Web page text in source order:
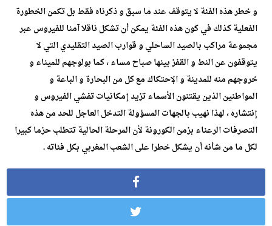
و خطر هذه الفئة لا يتوقف عند ما سبق و ذكرناه فقط بل تكمن الخطورة
الفعلية كذلك في كون هذه الفئة يمكن أن تشكل ناقلا آمنا للفيروس عبر
مجموعة مراكب بالصيد الساحلي و قوارب الصيد التقليدي التي لا
يتوقفون عن النط و القفز بينها صباح مساء ، كما بولوجهم للميناء و
خروجهم منه للمدينة و الإحتكاك مع كل من البحارة و الباعة و
المواطنين الذين يقتنون الأسماء تزيد إمكانيات تفشي الفيروس و
إنتشاره ، لهذا نهيب بالجهات المسؤولة التدخل العاجل للحد من هذه
التصرفات الرعناء بزمن الكورونة لأن المرحلة الحالية تتطلب حزما كبيرا
لكل ما من شأنه أن يشكل خطرا على الشعب المغربي بكل فئاته .